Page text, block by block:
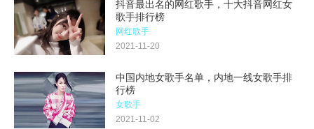
抖音最出名的网红歌手，十大抖音网红女
歌手排行榜
网红歌手
2021-11-20
中国内地女歌手名单，内地一线女歌手排
行榜
女歌手
2021-11-02